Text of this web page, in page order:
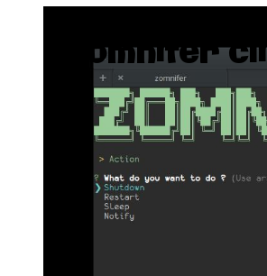
Zomnifer cli